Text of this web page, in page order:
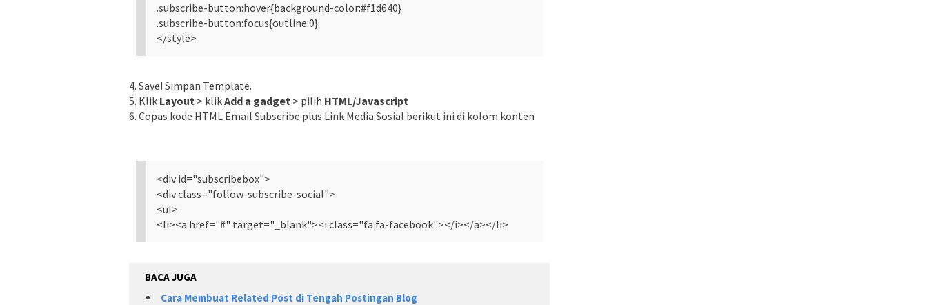
.subscribe-button:hover{background-color:#f1d640}
.subscribe-button:focus{outline:0}
</style>
4. Save! Simpan Template.
5. Klik Layout > klikAdd a gadget > pilih HTML/Javascript
6. Copas kode HTML Email Subscribe plus Link Media Sosial berikut ini di kolom konten
<div id="subscribebox">
<div class="follow-subscribe-social">
<ul>
<li><a href="#" target="_blank"><i class="fa fa-facebook"></i></a></li>
BACA JUGA
Cara Membuat Related Post di Tengah Postingan Blog